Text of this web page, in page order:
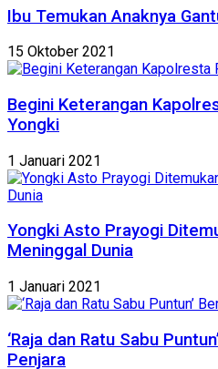
Ibu Temukan Anaknya
15 Oktober 2021
Begini Keterangan
Yongki
1 Januari 2021
Yongki Asto Prayogi
Meninggal Dunia
1 Januari 2021
‘Raja dan Ratu Sabu
Penjara